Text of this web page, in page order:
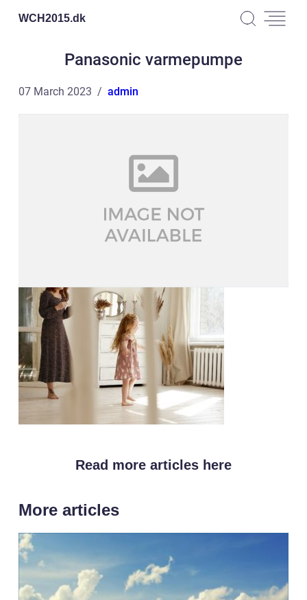
WCH2015.dk
Panasonic varmepumpe
07 March 2023 admin
Read more articles here
More articles